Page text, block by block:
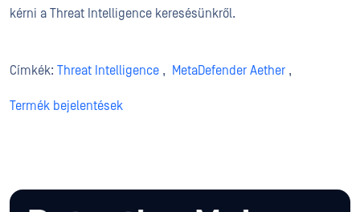
kérni a Threat Intelligence keresésünkről.
Címkék: Threat Intelligence , MetaDefender Aether ,
Termék bejelentések